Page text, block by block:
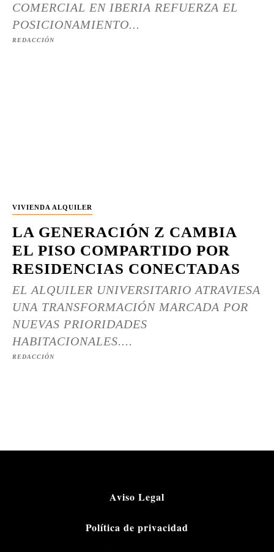
COMERCIAL EN IBERIA REFUERZA EL
POSICIONAMIENTO...
REDACCIÓN
VIVIENDA ALQUILER
LA GENERACIÓN Z CAMBIA
EL PISO COMPARTIDO POR
RESIDENCIAS CONECTADAS
EL ALQUILER UNIVERSITARIO ATRAVIESA
UNA TRANSFORMACIÓN MARCADA POR
NUEVAS PRIORIDADES
HABITACIONALES....
REDACCIÓN
Aviso Legal
Política de privacidad